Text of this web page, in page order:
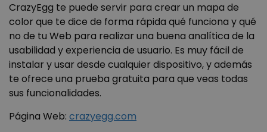
CrazyEgg te puede servir para crear un mapa de
color que te dice de forma rápida qué funciona y qué
no de tu Web para realizar una buena analítica de la
usabilidad y experiencia de usuario. Es muy fácil de
instalar y usar desde cualquier dispositivo, y además
te ofrece una prueba gratuita para que veas todas
sus funcionalidades.
Página Web: crazyegg.com